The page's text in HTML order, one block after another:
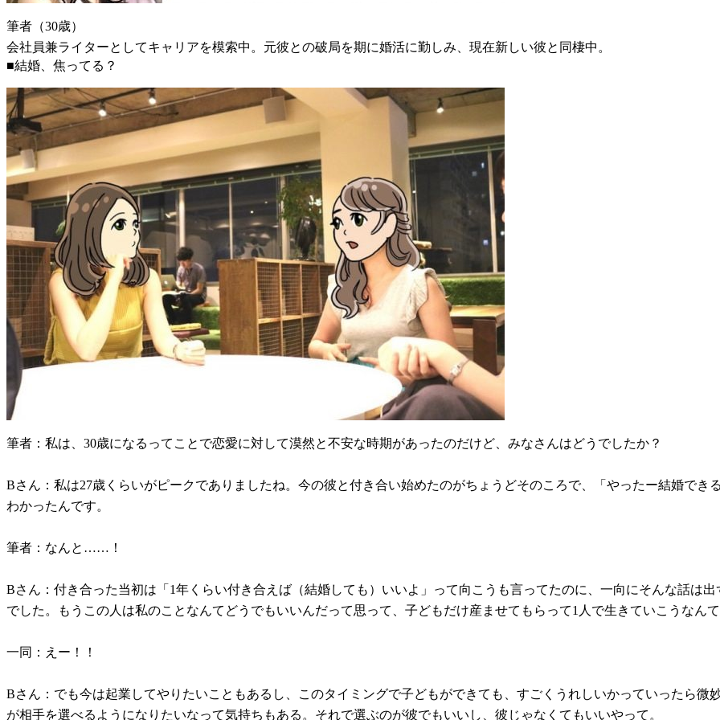
筆者（30歳）
会社員兼ライターとしてキャリアを模索中。元彼との破局を期に婚活に勤しみ、現在新しい彼と同棲中。
■結婚、焦ってる？
筆者：私は、30歳になるってことで恋愛に対して漠然と不安な時期があったのだけど、みなさんはどうでしたか？
Bさん：私は27歳くらいがピークでありましたね。今の彼と付き合い始めたのがちょうどそのころで、「やったー結婚で
わかったんです。
筆者：なんと……！
Bさん：付き合った当初は「1年くらい付き合えば（結婚しても）いいよ」って向こうも言ってたのに、一向にそんな話
でした。もうこの人は私のことなんてどうでもいいんだって思って、子どもだけ産ませてもらって1人で生きていこうなん
一同：えー！！
Bさん：でも今は起業してやりたいこともあるし、このタイミングで子どもができても、すごくうれしいかっていったら
が相手を選べるようになりたいなって気持ちもある。それで選ぶのが彼でもいいし、彼じゃなくてもいいやって。